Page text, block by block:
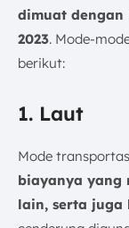
dimuat
2023. Mode-
berikut:
1. Laut
Mode
biayanya yang
lain, serta juga